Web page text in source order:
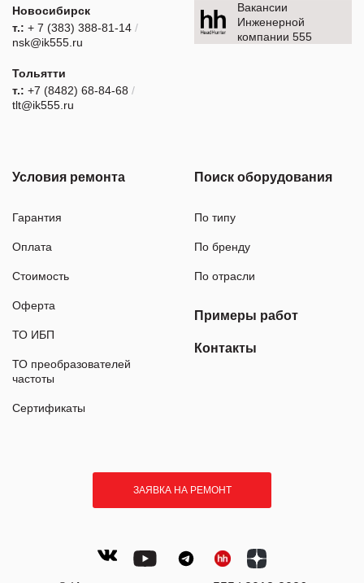
Новосибирск
т.: + 7 (383) 388-81-14 /
nsk@ik555.ru
Тольятти
т.: +7 (8482) 68-84-68 /
tlt@ik555.ru
Вакансии
Инженерной
компании 555
Условия ремонта
Гарантия
Оплата
Стоимость
Оферта
ТО ИБП
ТО преобразователей
частоты
Сертификаты
Поиск оборудования
По типу
По бренду
По отрасли
Примеры работ
Контакты
ЗАЯВКА НА РЕМОНТ